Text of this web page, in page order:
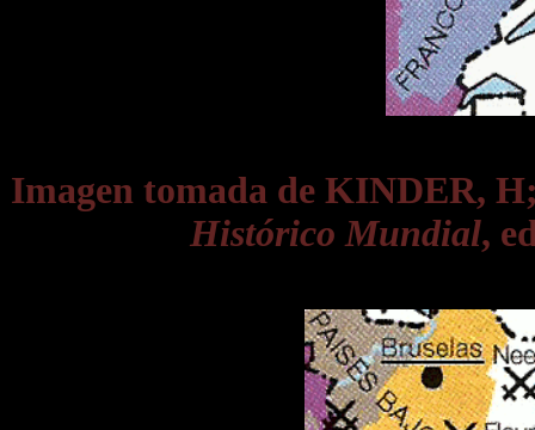
Imagen tomada de KINDER,
Histórico Mundial,